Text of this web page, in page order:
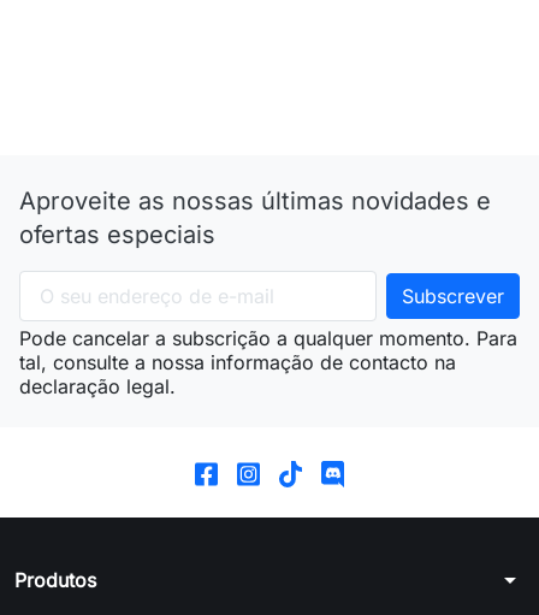
Aproveite as nossas últimas novidades e
ofertas especiais
Pode cancelar a subscrição a qualquer momento. Para
tal, consulte a nossa informação de contacto na
declaração legal.
Produtos
arrow_drop_down